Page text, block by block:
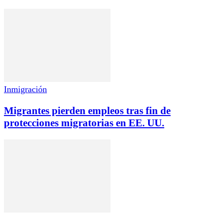
Inmigración
Migrantes pierden empleos tras fin de
protecciones migratorias en EE. UU.